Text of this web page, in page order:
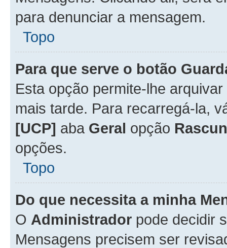
para denunciar a mensagem.
Topo
Para que serve o botão
Esta opção permite-lhe
mais tarde. Para recarregá-la,
[UCP] aba Geral opção
opções.
Topo
Do que necessita a minha
O Administrador pode decidir
Mensagens precisem ser